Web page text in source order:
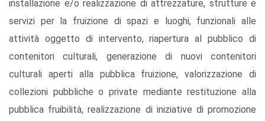
installazione e/o realizzazione di attrezzature, strutture e
servizi per la fruizione di spazi e luoghi, funzionali alle
attività oggetto di intervento, riapertura al pubblico di
contenitori culturali, generazione di nuovi contenitori
culturali aperti alla pubblica fruizione, valorizzazione di
collezioni pubbliche o private mediante restituzione alla
pubblica fruibilità, realizzazione di iniziative di promozione